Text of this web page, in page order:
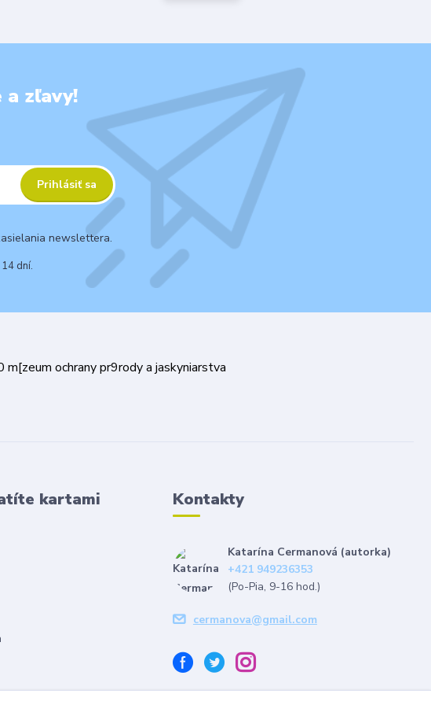
a zľavy!
Prihlásiť sa
newslettera.
dní.
kartami Kontakty
Katarína Cermanová (autorka)
+421 949236353
(Po-Pia, 9-16 hod.)
cermanova@gmail.com